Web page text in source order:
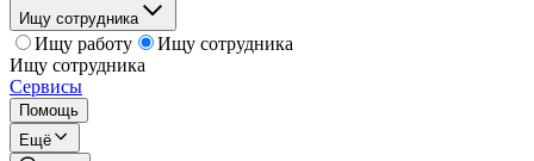
Ищу сотрудника
Ищу работу
Ищу сотрудника
Ищу сотрудника
Сервисы
Помощь
Ещё